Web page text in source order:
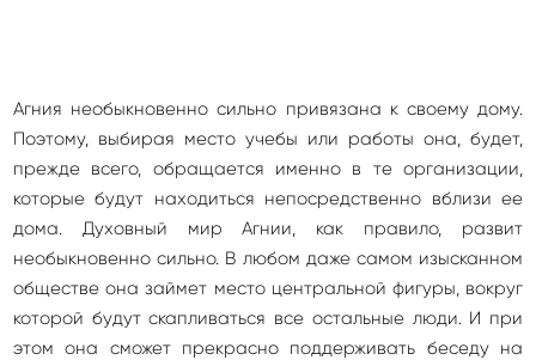
Агния необыкновенно сильно привязана к своему дому.
Поэтому, выбирая место учебы или работы она, будет,
прежде всего, обращается именно в те организации,
которые будут находиться непосредственно вблизи ее
дома. Духовный мир Агнии, как правило, развит
необыкновенно сильно. В любом даже самом изысканном
обществе она займет место центральной фигуры, вокруг
которой будут скапливаться все остальные люди. И при
этом она сможет прекрасно поддерживать беседу на